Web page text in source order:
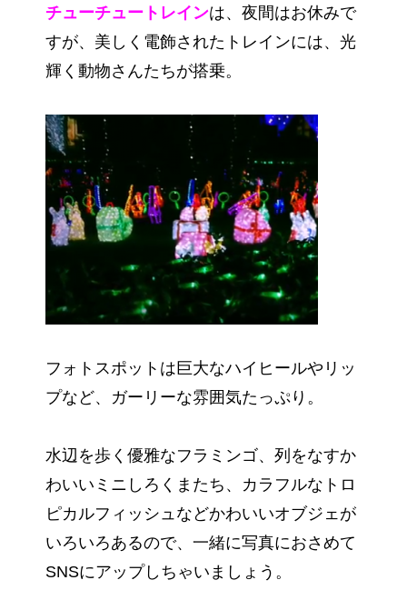
チューチュートレインは、夜間はお休みで
すが、美しく電飾されたトレインには、光
輝く動物さんたちが搭乗。
フォトスポットは巨大なハイヒールやリッ
プなど、ガーリーな雰囲気たっぷり。
水辺を歩く優雅なフラミンゴ、列をなすか
わいいミニしろくまたち、カラフルなトロ
ピカルフィッシュなどかわいいオブジェが
いろいろあるので、一緒に写真におさめて
SNSにアップしちゃいましょう。